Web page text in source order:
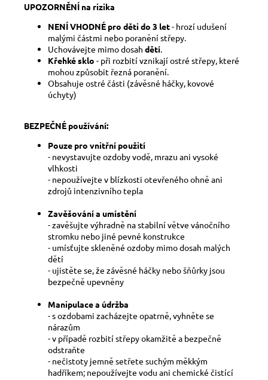
UPOZORNĚNÍ na rizika
NENÍ VHODNÉ pro děti do 3 let- hrozí udušení
malými částmi nebo poranění střepy.
Uchovávejte mimo dosah dětí.
Křehké sklo - při rozbití vznikají ostré střepy, které
mohou způsobit řezná poranění.
Obsahuje ostré části (závěsné háčky, kovové
úchyty)
BEZPEČNÉ používání:
Pouze pro vnitřní použití
- nevystavujte ozdoby vodě, mrazu ani vysoké
vlhkosti
- nepoužívejte v blízkosti otevřeného ohně ani
zdrojů intenzivního tepla
Zavěšování a umístění
- zavěšujte výhradně na stabilní větve vánočního
stromku nebo jiné pevné konstrukce
- umísťujte skleněné ozdoby mimo dosah malých
dětí
- ujistěte se, že závěsné háčky nebo šňůrky jsou
bezpečně upevněny
Manipulace a údržba
- s ozdobami zacházejte opatrně, vyhněte se
nárazům
- v případě rozbití střepy okamžitě a bezpečně
odstraňte
- nečistoty jemně setřete suchým měkkým
hadříkem; nepoužívejte vodu ani chemické čistící